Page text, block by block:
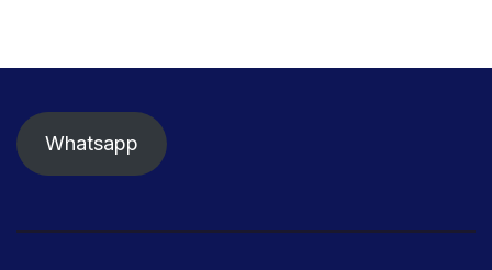
Whatsapp